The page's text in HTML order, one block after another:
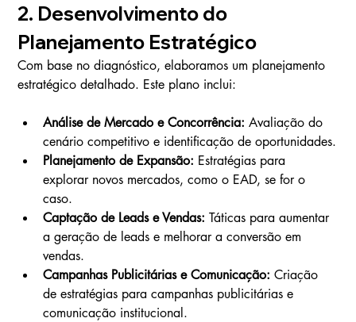
2. Desenvolvimento do
Planejamento Estratégico
Com base no diagnóstico, elaboramos um planejamento
estratégico detalhado. Este plano inclui:
Análise de Mercado e Concorrência: Avaliação do
cenário competitivo e identificação de oportunidades.
Planejamento de Expansão: Estratégias para
explorar novos mercados, como o EAD, se for o
caso.
Captação de Leads e Vendas: Táticas para aumentar
a geração de leads e melhorar a conversão em
vendas.
Campanhas Publicitárias e Comunicação: Criação
de estratégias para campanhas publicitárias e
comunicação institucional.